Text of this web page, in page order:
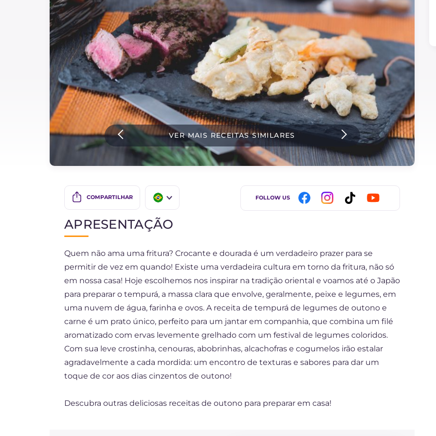
Bolos e panificacao
Ultimas receitas
IT Website
Instagram
VER MAIS RECEITAS SIMILARES
COMPARTILHAR
FR
FOLLOW US
APRESENTAÇÃO
Quem não ama uma fritura? Crocante e dourada é um verdadeiro prazer para se
permitir de vez em quando! Existe uma verdadeira cultura em torno da fritura, não só
em nossa casa! Hoje escolhemos nos inspirar na tradição oriental e voamos até o Japão
para preparar o tempurá, a massa clara que envolve, geralmente, peixe e legumes, em
uma nuvem de água, farinha e ovos. A receita de tempurá de legumes de outono e
carne é um prato único, perfeito para um jantar em companhia, que combina um filé
aromatizado com ervas levemente grelhado com um festival de legumes coloridos.
Com sua leve crostinha, cenouras, abobrinhas, alcachofras e cogumelos irão estalar
agradavelmente a cada mordida: um encontro de texturas e sabores para dar um
toque de cor aos dias cinzentos de outono!
Descubra outras deliciosas receitas de outono para preparar em casa!